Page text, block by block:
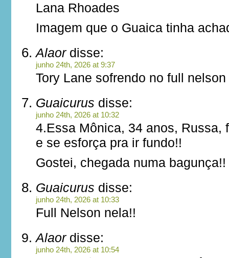
Lana Rhoades
Imagem que o Guaica tinha
Alaordisse:
junho 24th, 2026 at 9:37
Tory Lane sofrendo no full nelson
Guaicurus disse:
junho 24th, 2026 at 10:32
4.Essa Mônica, 34 anos, Russa,
e se esforça pra ir fundo!!
Gostei, chegada numa bagunça!!
Guaicurus disse:
junho 24th, 2026 at 10:33
Full Nelson nela!!
Alaordisse:
junho 24th, 2026 at 10:54